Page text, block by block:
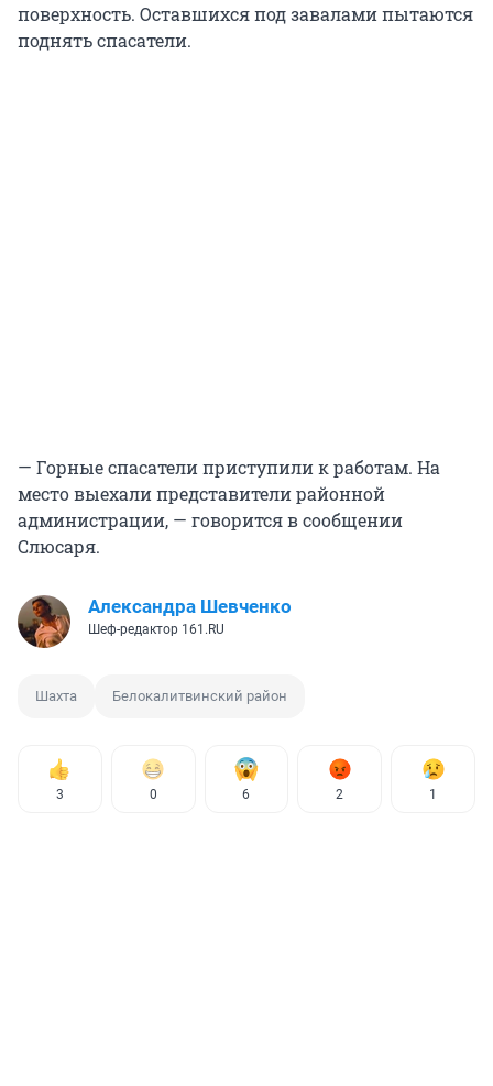
поверхность. Оставшихся под завалами пытаются
поднять спасатели.
— Горные спасатели приступили к работам. На
место выехали представители районной
администрации, — говорится в сообщении
Слюсаря.
Александра Шевченко
Шеф-редактор 161.RU
Шахта Белокалитвинский район
3 0 6 2 1